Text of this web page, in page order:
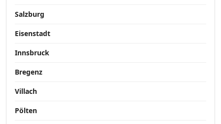
Salzburg
Eisenstadt
Innsbruck
Bregenz
Villach
Pölten